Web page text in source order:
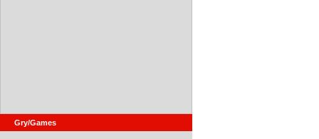
Gry/Games